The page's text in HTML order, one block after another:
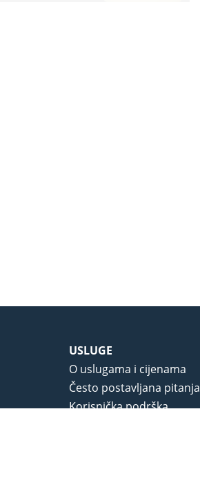
USLUGE
O uslugama i cijenama
Često postavljana pitanja
Korisnička podrška